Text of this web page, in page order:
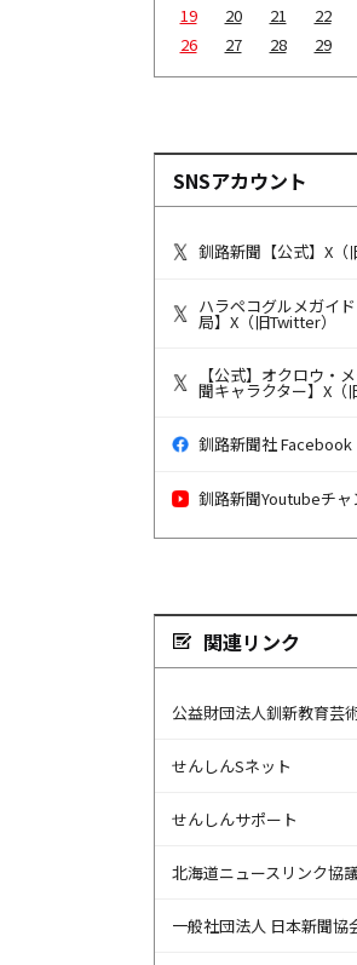
19
20 21 22
26
27 28 29
SNSアカウント
釧路新聞【公式】X（
ハラペコグルメガイ
局】X（旧Twitter）
【公式】オクロウ・
聞キャラクター】X（
釧路新聞社 Facebook
釧路新聞Youtubeチャ
関連リンク
公益財団法人釧新教育芸
せんしんSネット
せんしんサポート
北海道ニュースリンク協
一般社団法人 日本新聞協